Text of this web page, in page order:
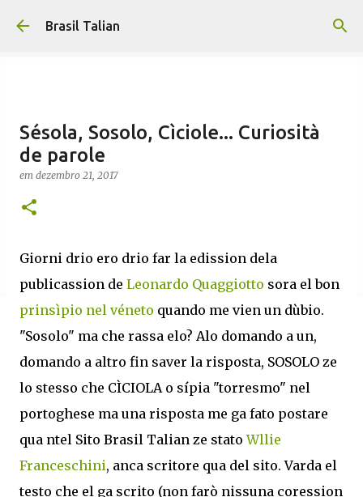
Pular para o conteúdo principal
Brasil Talian
Sésola, Sosolo, Cìciole... Curiosità
de parole
em dezembro 21, 2017
Giorni drio ero drio far la edission dela
publicassion de Leonardo Quaggiotto sora el bon
prinsìpio nel véneto quando me vien un dùbio.
"Sosolo" ma che rassa elo? Alo domando a un,
domando a altro fin saver la risposta, SOSOLO ze
lo stesso che CÌCIOLA o sípia "torresmo" nel
portoghese ma una risposta me ga fato postare
qua ntel Sito Brasil Talian ze statoWllie
Franceschini, anca scritore qua del sito. Varda el
testo che el ga scrito (non farò nissuna coression